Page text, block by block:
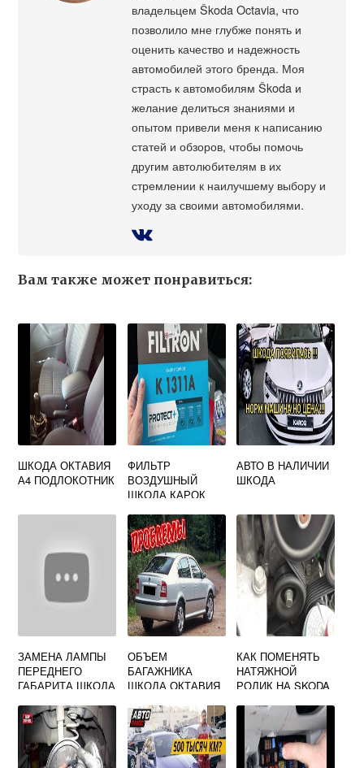
владельцем Škoda Octavia, что
позволило мне глубже понять и
оценить качество и надежность
автомобилей этого бренда. Моя
страсть к автомобилям Škoda и
желание делиться знаниями и
опытом привели меня к написанию
статей и обзоров, чтобы помочь
другим автолюбителям в их
стремлении к наилучшему выбору и
уходу за своими автомобилями.
Вам также может понравиться:
ШКОДА ОКТАВИЯ
А4 ПОДЛОКОТНИК
ФИЛЬТР
ВОЗДУШНЫЙ
ШКОДА КАРОК
АВТО В НАЛИЧИИ
ШКОДА
ЗАМЕНА ЛАМПЫ
ПЕРЕДНЕГО
ГАБАРИТА ШКОДА
ОБЪЕМ
БАГАЖНИКА
ШКОДА ОКТАВИЯ
КАК ПОМЕНЯТЬ
НАТЯЖНОЙ
РОЛИК НА SKODA